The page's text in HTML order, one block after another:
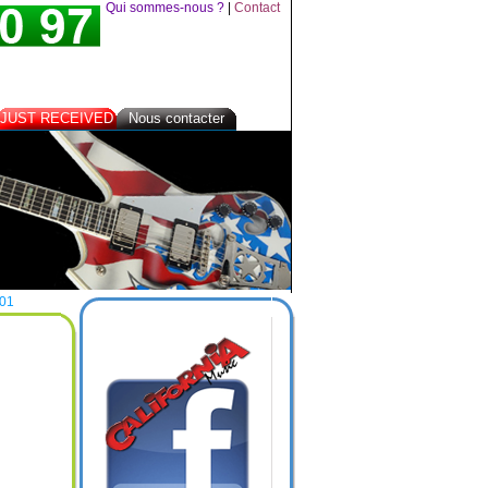
Qui sommes-nous ? Contact
JUST RECEIVED Nous contacter